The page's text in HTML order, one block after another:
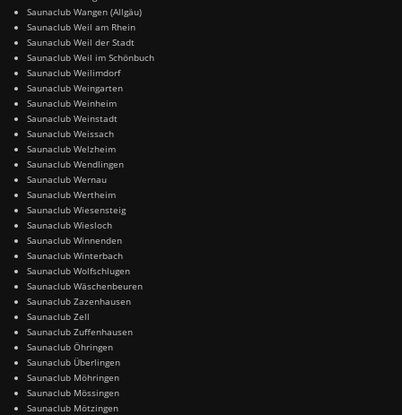
Saunaclub Wangen (Allgäu)
Saunaclub Weil am Rhein
Saunaclub Weil der Stadt
Saunaclub Weil im Schönbuch
Saunaclub Weilimdorf
Saunaclub Weingarten
Saunaclub Weinheim
Saunaclub Weinstadt
Saunaclub Weissach
Saunaclub Welzheim
Saunaclub Wendlingen
Saunaclub Wernau
Saunaclub Wertheim
Saunaclub Wiesensteig
Saunaclub Wiesloch
Saunaclub Winnenden
Saunaclub Winterbach
Saunaclub Wolfschlugen
Saunaclub Wäschenbeuren
Saunaclub Zazenhausen
Saunaclub Zell
Saunaclub Zuffenhausen
Saunaclub Öhringen
Saunaclub Überlingen
Saunaclub Möhringen
Saunaclub Mössingen
Saunaclub Mötzingen